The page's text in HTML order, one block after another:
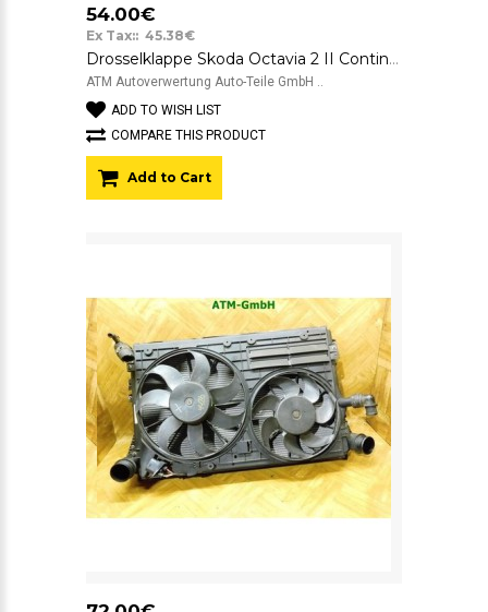
54.00€
Ex Tax:: 45.38€
Drosselklappe Skoda Octavia 2 II Continental VDO 03L128063E A2C53338105
ATM Autoverwertung Auto-Teile GmbH ..
ADD TO WISH LIST
COMPARE THIS PRODUCT
Add to Cart